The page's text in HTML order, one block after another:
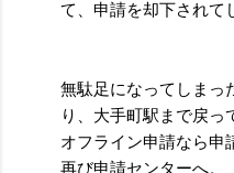
て、申請を却下されて
無駄足になってしまっ
り、大手町駅まで戻っ
オフライン申請なら申
再び申請センターへ。